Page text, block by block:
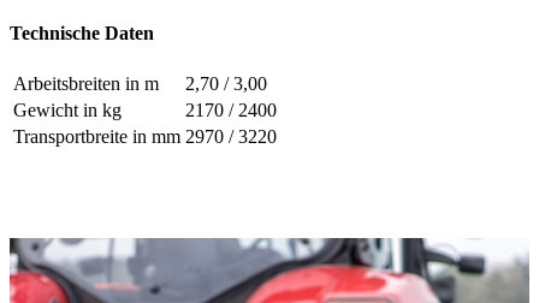
Technische Daten
Arbeitsbreiten in m
2,70 / 3,00
Gewicht in kg
2170 / 2400
Transportbreite in mm 2970 / 3220